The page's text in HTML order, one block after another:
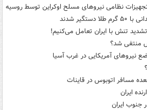
نظامی نیروهای مسلح اوکراین توسط روسیه
تنش با ایران تعامل می‌کنیم!
منتفی شد؟
نیروهای آمریکایی در غرب آسیا
ایران
جنوب ایران